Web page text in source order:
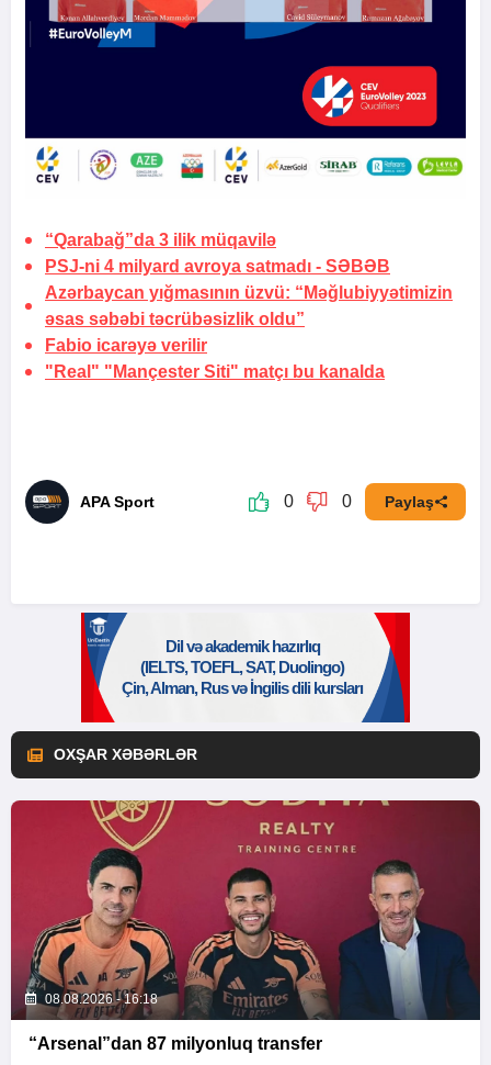
“Qarabağ”da 3 ilik müqavilə
PSJ-ni 4 milyard avroya satmadı - SƏBƏB
Azərbaycan yığmasının üzvü: “Məğlubiyyətimizin
əsas səbəbi təcrübəsizlik oldu”
Fabio icarəyə verilir
"Real" "Mançester Siti" matçı bu kanalda
APA Sport 0 0 Paylaş
OXŞAR XƏBƏRLƏR
08.08.2026 - 16:18
“Arsenal”dan 87 milyonluq transfer